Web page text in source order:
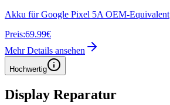
Akku für Google Pixel 5A OEM-Equivalent
Preis:69.99€
Mehr Details ansehen
Hochwertig
Display Reparatur